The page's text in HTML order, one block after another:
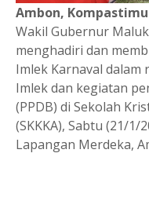
Ambon,
Wakil Gubernur
menghadiri dan
Imlek Karnaval dalam
Imlek dan kegiatan
(PPDB) di Sekolah
(SKKKA), Sabtu (21/
Lapangan Merdeka,